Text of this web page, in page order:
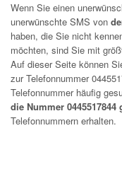
Wenn Sie einen
unerwünschte SMS von
haben, die Sie nicht
möchten, sind Sie mit
Auf dieser Seite können
zur Telefonnummer
Telefonnummer häufig
die Nummer 0445517844
Telefonnummern erhalten.